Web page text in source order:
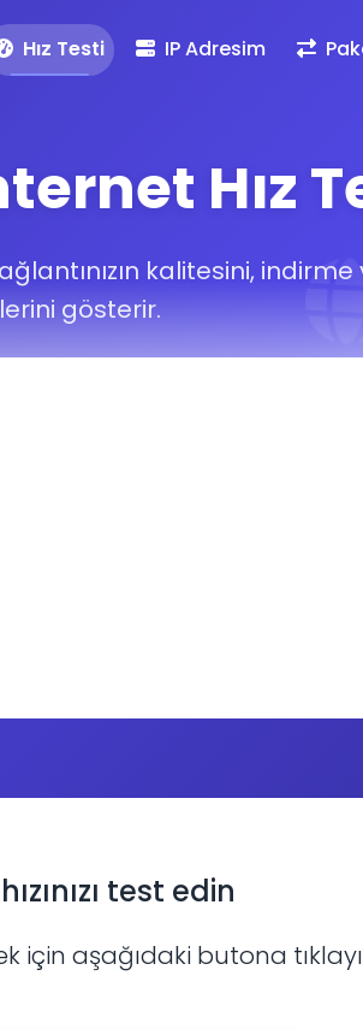
Hız Testi IP Adresim
Hız
kalitesini, indirme
gösterir.
test edin
için aşağıdaki butona